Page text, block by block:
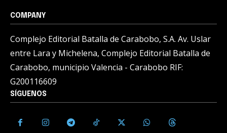
COMPANY
Complejo Editorial Batalla de Carabobo, S.A. Av. Uslar
entre Lara y Michelena, Complejo Editorial Batalla de
Carabobo, municipio Valencia - Carabobo RIF:
G200116609
SÍGUENOS